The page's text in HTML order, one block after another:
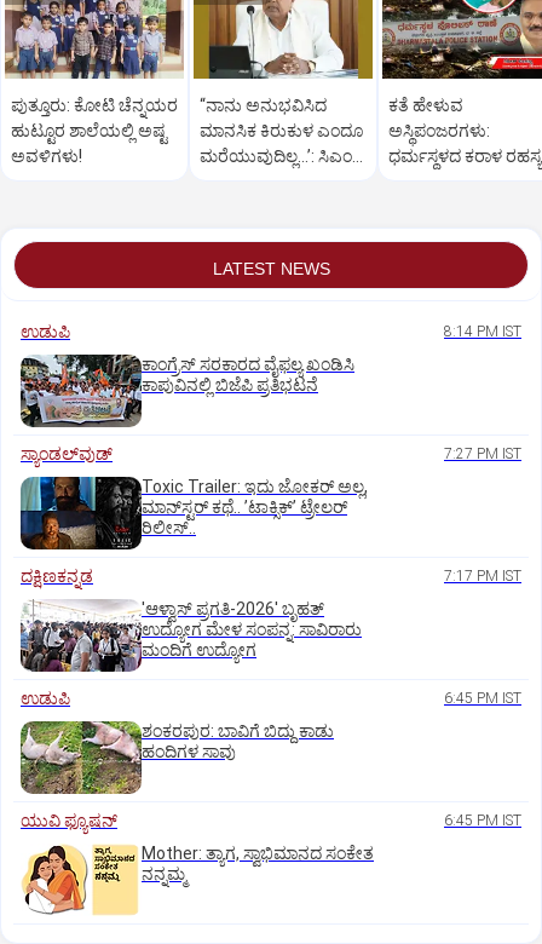
ಪುತ್ತೂರು: ಕೋಟಿ ಚೆನ್ನಯರ
ಹುಟ್ಟೂರ ಶಾಲೆಯಲ್ಲಿ ಅಷ್ಟ
ಅವಳಿಗಳು!
“ನಾನು ಅನುಭವಿಸಿದ
ಮಾನಸಿಕ ಕಿರುಕುಳ ಎಂದೂ
ಮರೆಯುವುದಿಲ್ಲ…’: ಸಿಎಂ
ಕತೆ ಹೇಳುವ
ಅಸ್ಥಿಪಂಜರಗಳು:
ಧರ್ಮಸ್ಥಳದ‌ ಕರಾಳ ರಹಸ್ಯ
LATEST NEWS
ಉಡುಪಿ 8:14 PM IST
ಕಾಂಗ್ರೆಸ್ ಸರಕಾರದ ವೈಫಲ್ಯ ಖಂಡಿಸಿ
ಕಾಪುವಿನಲ್ಲಿ ಬಿಜೆಪಿ ಪ್ರತಿಭಟನೆ
ಸ್ಯಾಂಡಲ್‌ವುಡ್‌ 7:27 PM IST
Toxic Trailer: ಇದು ಜೋಕರ್‌ ಅಲ್ಲ,
ಮಾನ್‌ಸ್ಟರ್‌ ಕಥೆ.. ʼಟಾಕ್ಸಿಕ್‌ʼ ಟ್ರೇಲರ್‌
ರಿಲೀಸ್..
ದಕ್ಷಿಣಕನ್ನಡ 7:17 PM IST
'ಆಳ್ವಾಸ್‌ ಪ್ರಗತಿ-2026' ಬೃಹತ್
ಉದ್ಯೋಗ ಮೇಳ ಸಂಪನ್ನ: ಸಾವಿರಾರು
ಮಂದಿಗೆ ಉದ್ಯೋಗ
ಉಡುಪಿ 6:45 PM IST
ಶಂಕರಪುರ: ಬಾವಿಗೆ ಬಿದ್ದು ಕಾಡು
ಹಂದಿಗಳ ಸಾವು
ಯುವಿ ಫ್ಯೂಷನ್ 6:45 PM IST
Mother: ತ್ಯಾಗ, ಸ್ವಾಭಿಮಾನದ ಸಂಕೇತ
ನನ್ನಮ್ಮ